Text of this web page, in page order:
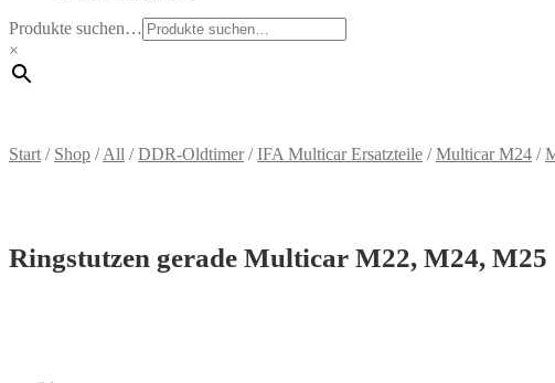
Produkte suchen…
×
Start / Shop /All /DDR-Oldtimer/IFA Multicar Ersatzteile /Multicar M24 /
Ringstutzen gerade Multicar M22, M24, M25